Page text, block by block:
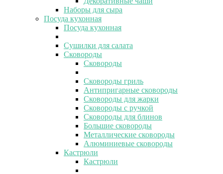
Наборы для сыра
Посуда кухонная
Посуда кухонная
Сушилки для салата
Сковороды
Сковороды
Сковороды гриль
Антипригарные сковороды
Сковороды для жарки
Сковороды с ручкой
Сковороды для блинов
Большие сковороды
Металлические сковороды
Алюминиевые сковороды
Кастрюли
Кастрюли